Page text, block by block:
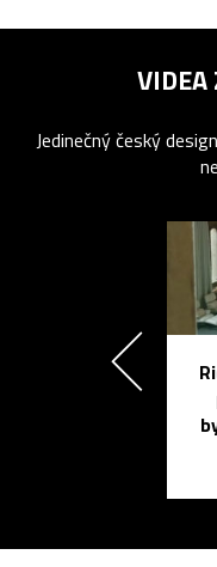
VIDEA
Jedinečný český